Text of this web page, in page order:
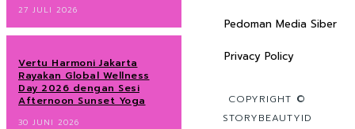
27 JULI 2026
Vertu Harmoni Jakarta
Rayakan Global Wellness
Day 2026 dengan Sesi
Afternoon Sunset Yoga
30 JUNI 2026
Pedoman Media Siber
Privacy Policy
COPYRIGHT ©
STORYBEAUTYID